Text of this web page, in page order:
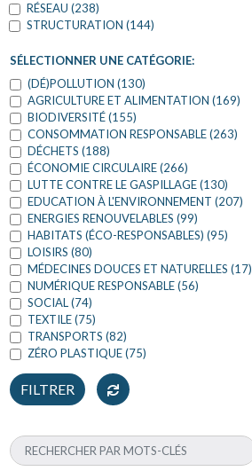
RÉSEAU (238)
STRUCTURATION (144)
SÉLECTIONNER UNE CATÉGORIE:
(DÉ)POLLUTION (130)
AGRICULTURE ET ALIMENTATION (169)
BIODIVERSITÉ (155)
CONSOMMATION RESPONSABLE (263)
DÉCHETS (188)
ÉCONOMIE CIRCULAIRE (266)
LUTTE CONTRE LE GASPILLAGE (130)
EDUCATION À L'ENVIRONNEMENT (207)
ENERGIES RENOUVELABLES (99)
HABITATS (ÉCO-RESPONSABLES) (95)
LOISIRS (80)
MÉDECINES DOUCES ET NATURELLES (17)
NUMÉRIQUE RESPONSABLE (56)
SOCIAL (74)
TEXTILE (75)
TRANSPORTS (82)
ZÉRO PLASTIQUE (75)